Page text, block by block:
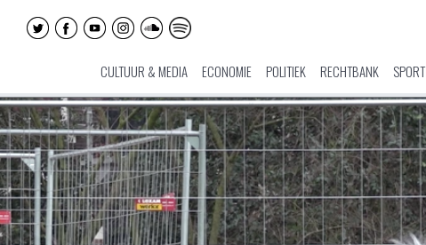
CULTUUR & MEDIA ECONOMIE POLITIEK RECHTBANK SPORT